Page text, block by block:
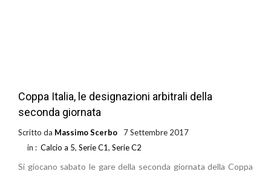
Coppa Italia, le designazioni arbitrali della
seconda giornata
Scritto da Massimo Scerbo
7 Settembre 2017
in : Calcio a 5, Serie C1, Serie C2
Si giocano sabato le gare della seconda giornata della Coppa